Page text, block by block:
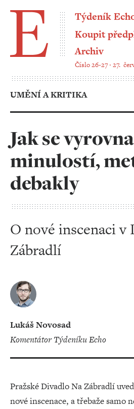
Týdeník
Koupit
Archiv
Číslo 26-27 ‧ 27.
UMĚNÍ A KRITIKA
Jak se
minulostí,
debakly
O nové inscenaci v
Zábradlí
Lukáš Novosad
Komentátor Týdeníku Echo
Pražské Divadlo Na Zábradlí
nové inscenace, a třebaže samo